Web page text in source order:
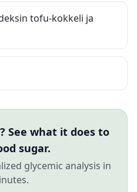
tofu-kokkeli ja
See what it does to
sugar.
glycemic analysis in